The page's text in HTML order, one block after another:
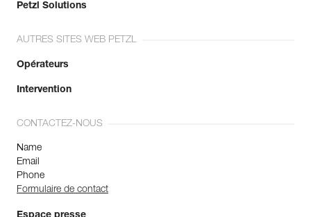
Petzl Solutions
AUTRES SITES WEB PETZL
Opérateurs
Intervention
CONTACTEZ-NOUS
Name
Email
Phone
Formulaire de contact